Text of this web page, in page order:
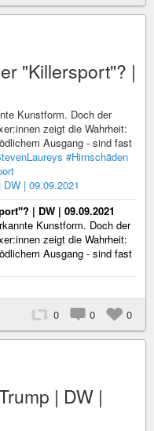
"Killersport"? |
Kunstform. Doch der
zeigt die Wahrheit:
Ausgang - sind fast
#Hirnschäden
| 09.09.2021
| DW | 09.09.2021
Kunstform. Doch der
zeigt die Wahrheit:
Ausgang - sind fast
0 0 0
| DW |